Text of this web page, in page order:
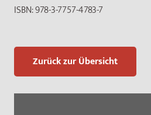
ISBN:978-3-7757-4783-7
Zurück zur Übersicht